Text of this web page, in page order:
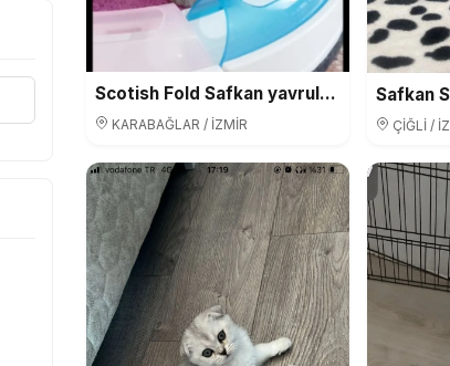
Scotish Fold Safkan yavrularımız
KARABAĞLAR / İZMİR
Safkan
ÇİĞLİ /